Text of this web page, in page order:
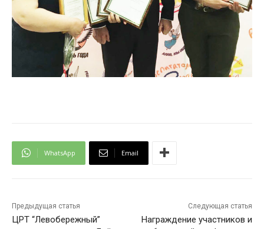
WhatsApp Email
Предыдущая статья
ЦРТ “Левобережный”
Следующая статья
Награждение участников и